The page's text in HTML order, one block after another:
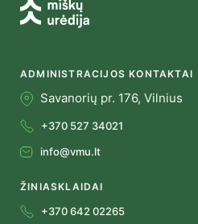
ADMINISTRACIJOS KONTAKTAI
Savanorių pr. 176, Vilnius
+370 527 34021
info@vmu.lt
ŽINIASKLAIDAI
+370 642 02265